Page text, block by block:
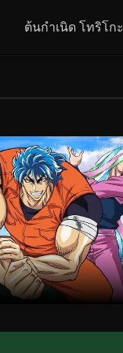
ต้นกำเนิด โทริโกะ